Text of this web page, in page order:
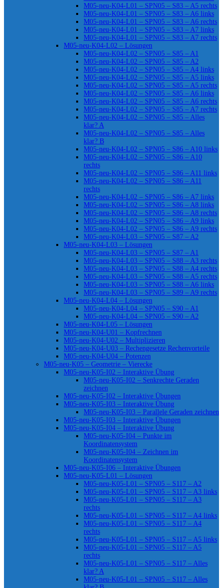
M05-neu-K04-L01 – SPN05 – S83 – A5 rechts
M05-neu-K04-L01 – SPN05 – S83 – A6 links
M05-neu-K04-L01 – SPN05 – S83 – A6 rechts
M05-neu-K04-L01 – SPN05 – S83 – A7 links
M05-neu-K04-L01 – SPN05 – S83 – A7 rechts
M05-neu-K04-L02 – Lösungen
M05-neu-K04-L02 – SPN05 – S85 – A1
M05-neu-K04-L02 – SPN05 – S85 – A2
M05-neu-K04-L02 – SPN05 – S85 – A4 links
M05-neu-K04-L02 – SPN05 – S85 – A5 links
M05-neu-K04-L02 – SPN05 – S85 – A5 rechts
M05-neu-K04-L02 – SPN05 – S85 – A6 links
M05-neu-K04-L02 – SPN05 – S85 – A6 rechts
M05-neu-K04-L02 – SPN05 – S85 – A7 rechts
M05-neu-K04-L02 – SPN05 – S85 – Alles
klar? A
M05-neu-K04-L02 – SPN05 – S85 – Alles
klar? B
M05-neu-K04-L02 – SPN05 – S86 – A10 links
M05-neu-K04-L02 – SPN05 – S86 – A10
rechts
M05-neu-K04-L02 – SPN05 – S86 – A11 links
M05-neu-K04-L02 – SPN05 – S86 – A11
rechts
M05-neu-K04-L02 – SPN05 – S86 – A7 links
M05-neu-K04-L02 – SPN05 – S86 – A8 links
M05-neu-K04-L02 – SPN05 – S86 – A8 rechts
M05-neu-K04-L02 – SPN05 – S86 – A9 links
M05-neu-K04-L02 – SPN05 – S86 – A9 rechts
M05-neu-K04-L03 – SPN05 – S87 – A2
M05-neu-K04-L03 – Lösungen
M05-neu-K04-L03 – SPN05 – S87 – A1
M05-neu-K04-L03 – SPN05 – S88 – A3 rechts
M05-neu-K04-L03 – SPN05 – S88 – A4 rechts
M05-neu-K04-L03 – SPN05 – S88 – A5 rechts
M05-neu-K04-L03 – SPN05 – S88 – A6 links
M05-neu-K04-L03 – SPN05 – S89 – A9 rechts
M05-neu-K04-L04 – Lösungen
M05-neu-K04-L04 – SPN05 – S90 – A1
M05-neu-K04-L04 – SPN05 – S90 – A2
M05-neu-K04-L05 – Lösungen
M05-neu-K04-U01 – Kopfrechnen
M05-neu-K04-U02 – Multiplizieren
M05-neu-K04-U03 – Rechengesetze Rechenvorteile
M05-neu-K04-U04 – Potenzen
M05-neu-K05 – Geometrie – Vierecke
M05-neu-K05-I02 – Interaktive Übung
M05-neu-K05-I02 – Senkrechte Geraden
zeichnen
M05-neu-K05-I02 – Interaktive Übungen
M05-neu-K05-I03 – Interaktive Übung
M05-neu-K05-I03 – Parallele Geraden zeichnen
M05-neu-K05-I03 – Interaktive Übungen
M05-neu-K05-I04 – Interaktive Übung
M05-neu-K05-I04 – Punkte im
Koordinatensystem
M05-neu-K05-I04 – Zeichnen im
Koordinatensystem
M05-neu-K05-I06 – Interaktive Übungen
M05-neu-K05-L01 – Lösungen
M05-neu-K05-L01 – SPN05 – S117 – A2
M05-neu-K05-L01 – SPN05 – S117 – A3 links
M05-neu-K05-L01 – SPN05 – S117 – A3
rechts
M05-neu-K05-L01 – SPN05 – S117 – A4 links
M05-neu-K05-L01 – SPN05 – S117 – A4
rechts
M05-neu-K05-L01 – SPN05 – S117 – A5 links
M05-neu-K05-L01 – SPN05 – S117 – A5
rechts
M05-neu-K05-L01 – SPN05 – S117 – Alles
klar? A
M05-neu-K05-L01 – SPN05 – S117 – Alles